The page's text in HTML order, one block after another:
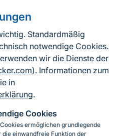
Standardmäßig
notwendige Cookies.
wir die Dienste der
). Informationen zum
in
.
Cookies
ermöglichen grundlegende
die einwandfreie Funktion der
Seite
zum BfN
zur Barrierefreiheit
Impressum